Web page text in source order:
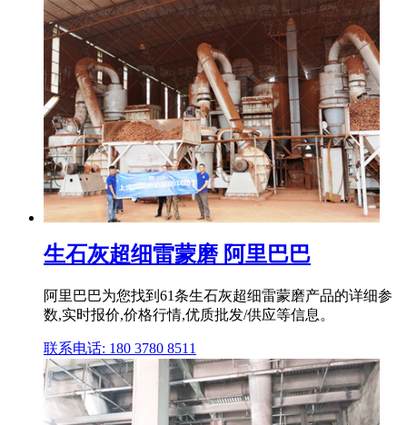
生石灰超细雷蒙磨 阿里巴巴
阿里巴巴为您找到61条生石灰超细雷蒙磨产品的详细参
数,实时报价,价格行情,优质批发/供应等信息。
联系电话: 180 3780 8511